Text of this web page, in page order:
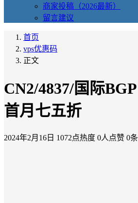
商家投稿（2026最新）
留言建议
首页
vps优惠码
正文
CN2/4837/国际
首月七五折
2024年2月16日 1072点热度 0人点赞 0